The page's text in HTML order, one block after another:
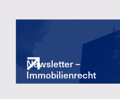
Newsletter –
Immobilienrecht